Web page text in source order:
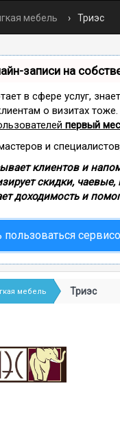
мебель Триэс
записи на
в сфере услуг,
о визитах
первый
и
клиентов и
скидки,
доходимость и
пользоваться
мебель Триэс